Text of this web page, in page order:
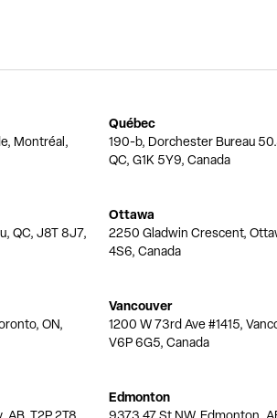
Montréal,
Québec
190-b, Dorchester Bureau
QC, G1K 5Y9, Canada
QC, J8T 8J7,
Ottawa
2250 Gladwin Crescent,
4S6, Canada
ON,
Vancouver
1200 W 73rd Ave #1415,
V6P 6G5, Canada
Edmonton